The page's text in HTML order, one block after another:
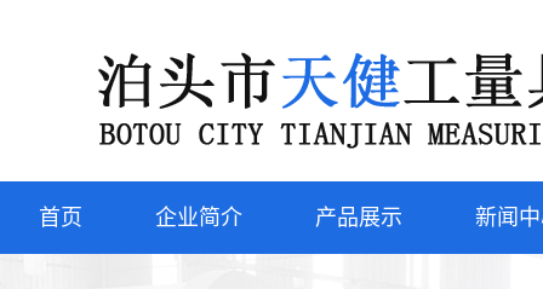
首页 企业简介 产品展示 新闻